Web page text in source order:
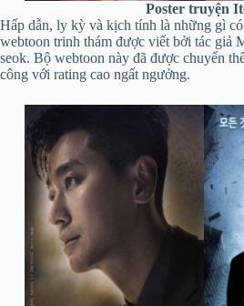
Poster truyện
Hấp dẫn, ly kỳ và kịch tính là những gì
webtoon trinh thám được viết bởi tác giả
seok. Bộ webtoon này đã được chuyển
công với rating cao ngất ngưởng.